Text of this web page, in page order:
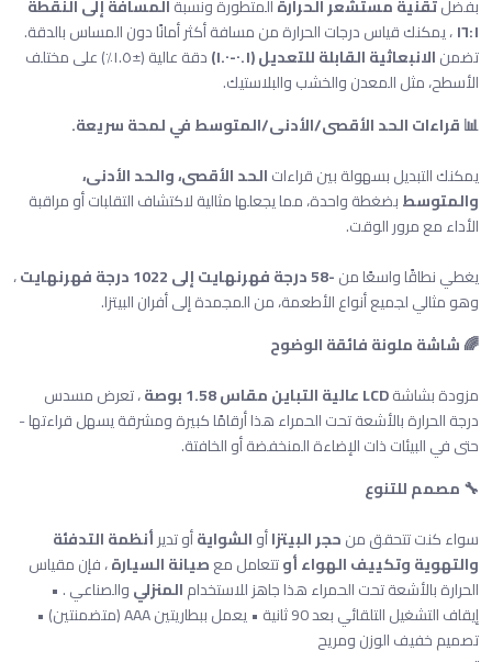
بفضلتقنية مستشعر الحرارةالمتطورة ونسبةالمسافة إلى النقطة
١٦:١، يمكنك قياس درجات الحرارة من مسافة أكثر أمانًا دون المساس بالدقة.
تضمنالانبعاثية القابلة للتعديل (٠.١-١.٠)
دقة عالية (±١.٥٪) على مختلف
الأسطح، مثل المعدن والخشب والبلاستيك.
📊 قراءات الحد الأقصى/الأدنى/المتوسط ​​في لمحة سريعة.
يمكنك التبديل بسهولة بين قراءاتالحد الأقصى، والحد الأدنى،
والمتوسط​​بضغطة واحدة، مما يجعلها مثالية لاكتشاف التقلبات أو مراقبة
الأداء مع مرور الوقت.
يغطي نطاقًا واسعًا من-58 درجة فهرنهايت إلى 1022 درجة فهرنهايت
،
وهو مثالي لجميع أنواع الأطعمة، من المجمدة إلى أفران البيتزا.
🌈 شاشة ملونة فائقة الوضوح
مزودة بشاشةLCD عالية التباين مقاس 1.58 بوصة
، تعرض مسدس
درجة الحرارة بالأشعة تحت الحمراء هذا أرقامًا كبيرة ومشرقة يسهل قراءتها -
حتى في البيئات ذات الإضاءة المنخفضة أو الخافتة.
🔧 مصمم للتنوع
سواء كنت تتحقق منحجر البيتزاأوالشوايةأو تديرأنظمة التدفئة
والتهوية وتكييف الهواء أوتتعامل معصيانة السيارة، فإن مقياس
الحرارة بالأشعة تحت الحمراء هذا جاهز للاستخدامالمنزليوالصناعي . •
إيقاف التشغيل التلقائي بعد 90 ثانية • يعمل ببطاريتين AAA (متضمنتين) •
تصميم خفيف الوزن ومريح